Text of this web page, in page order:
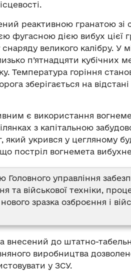
реактивною гранатою
фугасною дією вибух цієї
великого калібру. У
п’ятнадцяти кубічних
Температура горіння
зберігається на
є використання
з капітальною
який укрився у цегляному
постріл вогнемета
Головного управління
та військової техніки,
зразка озброєння і
внесений до штатно-
виробництва
у ЗСУ.